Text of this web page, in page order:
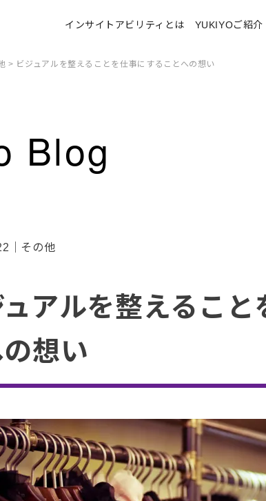
インサイトアビリティとは YUKIYOご紹介
> ビジュアルを整えることを仕事にすることへの想い
Blog
｜その他
ュアルを整えること
の想い